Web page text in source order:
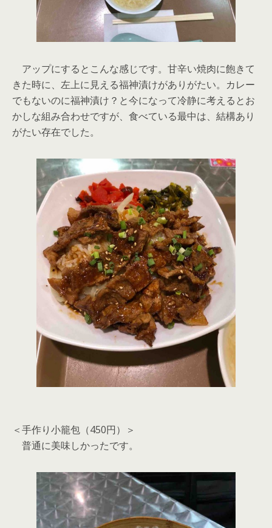
アップにするとこんな感じです。甘辛い焼肉に飽きて
きた時に、左上に見える福神漬けがありがたい。カレー
でもないのに福神漬け？と今になって冷静に考えるとお
かしな組み合わせですが、食べている最中は、結構あり
がたい存在でした。
＜手作り小籠包（450円）＞
普通に美味しかったです。